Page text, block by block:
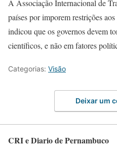
A Associação Internacional de
países por imporem restrições
indicou que os governos devem
científicos, e não em fatores
Categorias: Visão
Deixar um
CRI e Diario de Pernambuco